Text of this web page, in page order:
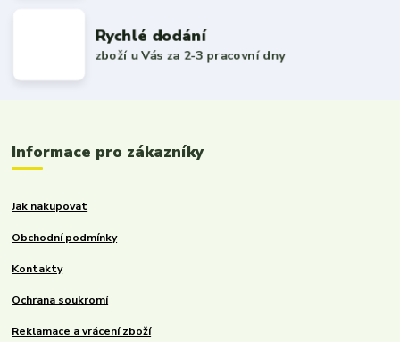
Rychlé dodání
zboží u Vás za 2-3 pracovní dny
Informace pro zákazníky
Jak nakupovat
Obchodní podmínky
Kontakty
Ochrana soukromí
Reklamace a vrácení zboží